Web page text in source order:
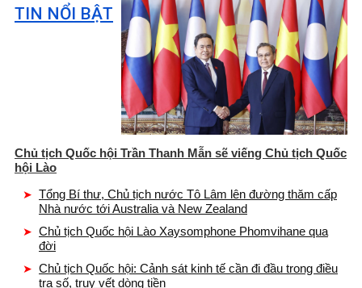
TIN NỔI BẬT
Chủ tịch Quốc hội Trần Thanh Mẫn sẽ viếng Chủ tịch Quốc
hội Lào
Tổng Bí thư, Chủ tịch nước Tô Lâm lên đường thăm cấp
Nhà nước tới Australia và New Zealand
Chủ tịch Quốc hội Lào Xaysomphone Phomvihane qua
đời
Chủ tịch Quốc hội: Cảnh sát kinh tế cần đi đầu trong điều
tra số, truy vết dòng tiền